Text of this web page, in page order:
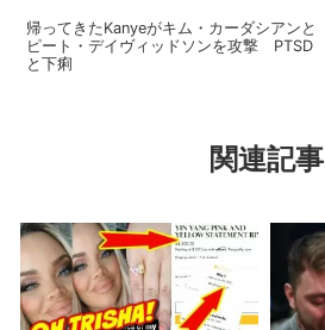
帰ってきたKanyeがキム・カーダシアンと
ピート・デイヴィッドソンを攻撃 PTSD
と下痢
関連記事